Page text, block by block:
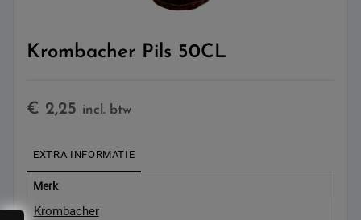
Krombacher Pils 50CL
€ 2,25 incl. btw
EXTRA INFORMATIE
Merk
Krombacher